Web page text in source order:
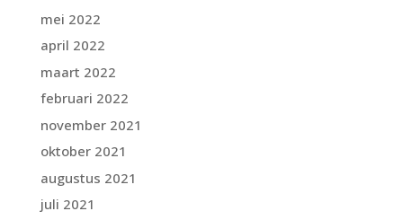
mei 2022
april 2022
maart 2022
februari 2022
november 2021
oktober 2021
augustus 2021
juli 2021